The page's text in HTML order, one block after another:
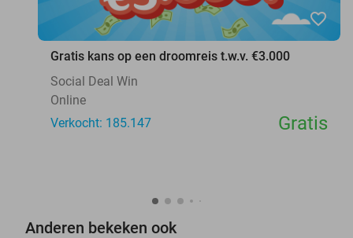
favorite_border
Gratis kans op een droomreis t.w.v. €3.000
Social Deal Win
Online
Verkocht: 185.147
Gratis
Anderen bekeken ook